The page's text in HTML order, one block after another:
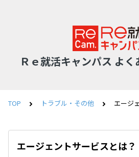
Ｒｅ就活キャンパス よ
TOP トラブル・その他 エージ
エージェントサービスとは？